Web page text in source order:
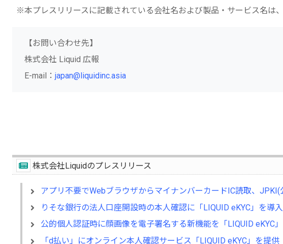
※本プレスリリースに記載されている会社名および製品・サービス名は
【お問い合わせ先】
株式会社 Liquid 広報
E-mail： japan@liquidinc.asia
株式会社Liquidのプレスリリース
アプリ不要でWebブラウザからマイナンバーカードIC読取、
りそな銀行の法人口座開設時の本人確認に「LIQUID eKYC」を導入
公的個人認証時に顔画像を電子署名する新機能を「LIQUID eKYC
「d払い」にオンライン本人確認サービス「LIQUID eKYC」を提供